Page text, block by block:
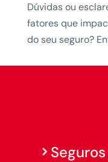
Dúvidas ou
fatores que
do seu seguro?